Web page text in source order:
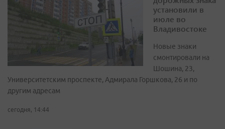
установили в
июле во
Владивостоке
Новые знаки
смонтировали на
Шошина, 23,
Университетским проспекте, Адмирала Горшкова, 26 и по
другим адресам
сегодня, 14:44